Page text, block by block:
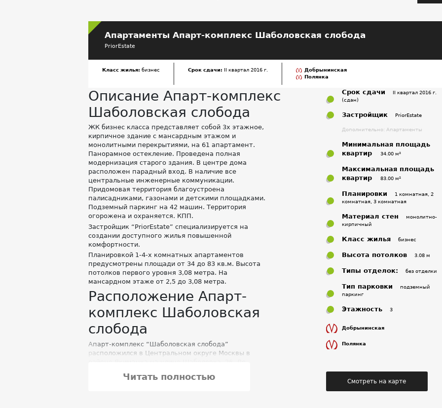
Апартаменты Апарт-комплекс Шаболовская слобода
PriorEstate
Класс жилья: бизнес Срок сдачи: II квартал 2016 г.
Добрынинская
Полянка
Описание Апарт-комплекс
Шаболовская слобода
ЖК бизнес класса представляет собой 3х этажное,
кирпичное здание с мансардным этажом и
монолитными перекрытиями, на 61 апартамент.
Панорамное остекление. Проведена полная
модернизация старого здания. В центре дома
расположен парадный вход. В наличие все
центральные инженерные коммуникации.
Придомовая территория благоустроена
палисадниками, газонами и детскими площадками.
Подземный паркинг на 42 машин. Территория
огорожена и охраняется. КПП.
Застройщик “PriorEstate” специализируется на
создании доступного жилья повышенной
комфортности.
Планировкой 1-4-х комнатных апартаментов
предусмотрены площади от 34 до 83 кв.м. Высота
потолков первого уровня 3,08 метра. На
мансардном этаже от 2,5 до 3,08 метра.
Расположение Апарт-
комплекс Шаболовская
слобода
Апарт-комплекс “Шаболовская слобода”
расположился в Центральном округе Москвы в
пешком. До трассы Ленинский проспект 1 квартал.
Читать полностью
Срок сдачи
II квартал 2016 г.
(сдан)
Застройщик PriorEstate
Дополнительно: Апартаменты
Минимальная площадь
квартир
34.00 м²
Максимальная площадь
квартир
83.00 м²
Планировки
1 комнатная, 2
комнатная, 3 комнатная
Материал стен
монолитно-
кирпичный
Класс жилья бизнес
Высота потолков 3.08 м
Типы отделок: без отделки
Тип парковки
подземный
паркинг
Этажность 3
Добрынинская
Полянка
Смотреть на карте